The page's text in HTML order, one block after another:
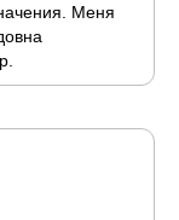
Меня